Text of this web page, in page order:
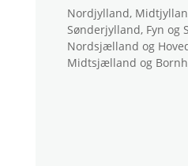
Nordjylland,
Sønderjylland, Fyn og
Nordsjælland og
Midtsjælland og